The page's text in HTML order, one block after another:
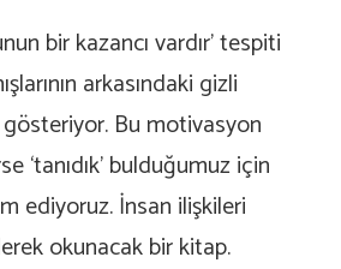
bir kazancı vardır’ tespiti
arkasındaki gizli
Bu motivasyon
‘tanıdık’ bulduğumuz için
ediyoruz. İnsan ilişkileri
okunacak bir kitap.